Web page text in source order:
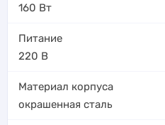
160 Вт
Питание
220 В
Материал корпуса
окрашенная сталь